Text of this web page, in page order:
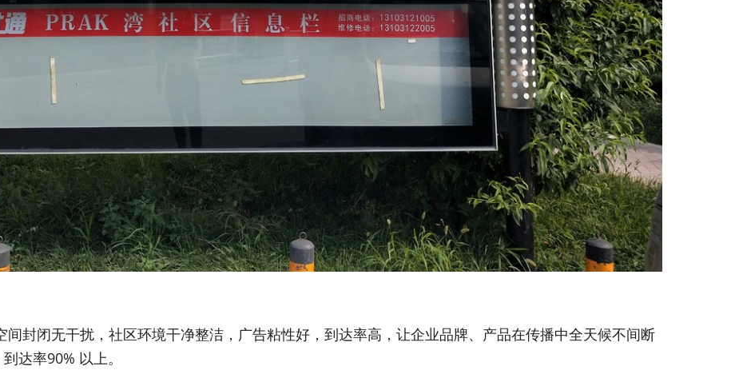
间封闭无干扰，社区环境干净整洁，广告粘性好，到达率高，让企业品牌、产品在传播中全天候不间断
达率90% 以上。